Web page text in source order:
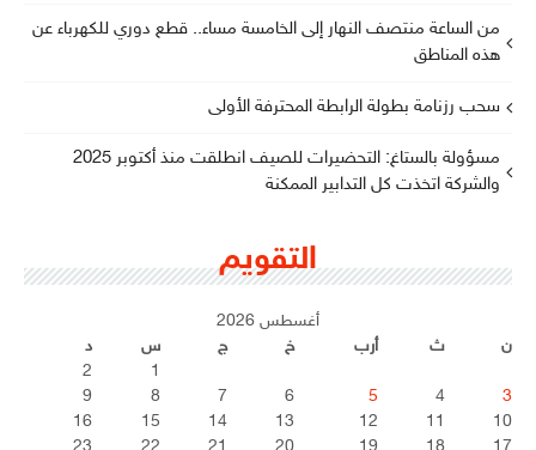
من الساعة منتصف النهار إلى الخامسة مساء.. قطع دوري للكهرباء عن
هذه المناطق
سحب رزنامة بطولة الرابطة المحترفة الأولى
مسؤولة بالستاغ: التحضيرات للصيف انطلقت منذ أكتوبر 2025
والشركة اتخذت كل التدابير الممكنة
التقويم
أغسطس 2026
ن
ث أرب خ ج س
د
1
2
3
4
5
6
7
8
9
10
11
12
13
14
15
16